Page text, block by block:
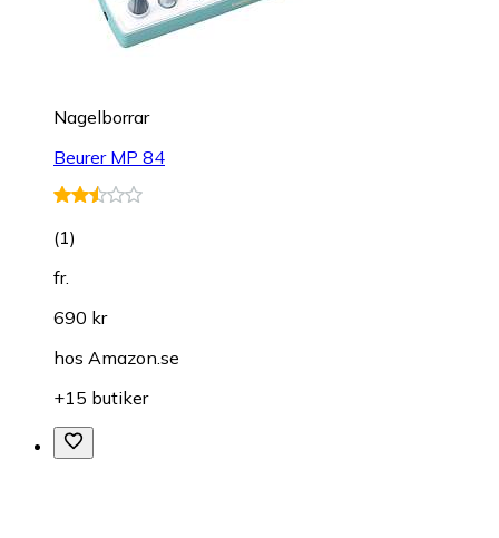
Nagelborrar
Beurer MP 84
(1)
fr.
690 kr
hos Amazon.se
+15 butiker